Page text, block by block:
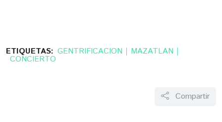
ETIQUETAS: GENTRIFICACION MAZATLAN
CONCIERTO
Compartir